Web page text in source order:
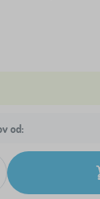
od: